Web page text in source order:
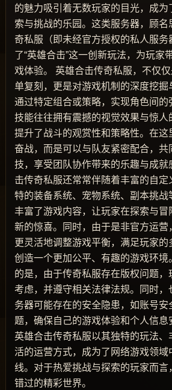
的魅力吸引着无数玩家的目光，成为
索与挑战的乐园。这类服务器，顾
奇私服（即未经官方授权的私人服务
了“英雄合击”这一创新玩法，为玩家
戏体验。 英雄合击传奇私服，不仅
单复刻，更是对游戏机制的深度挖掘
通过特定组合或策略，实现角色间的
技能往往拥有震撼的视觉效果与惊人
提升了战斗的观赏性和策略性。在这
奋战，而是可以与队友紧密配合，共
技，享受团队协作带来的乐趣与成就
击传奇私服还常常伴随着丰富的自定
特的装备系统、宠物系统、副本挑战
丰富了游戏内容，让玩家在探索与冒
新的惊喜。同时，由于是非官方运营
更灵活地调整游戏平衡，满足玩家
创造一个更加公平、有趣的游戏环境
的是，由于传奇私服存在版权问题
考虑，并遵守相关法律法规。同时，
务器可能存在的安全隐患，如账号安
题，确保自己的游戏体验和个人信息
英雄合击传奇私服以其独特的玩法、
活的运营方式，成为了网络游戏领域
线。对于热爱挑战与探索的玩家而言
错过的精彩世界。